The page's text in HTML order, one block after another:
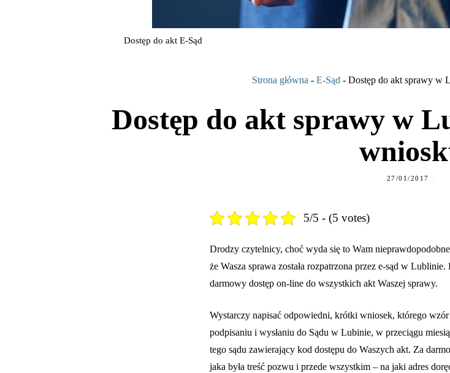
Dostęp do akt E-Sąd
Strona główna - E-Sąd - Dostęp do akt sprawy w
Dostęp do akt sprawy w
27/01/2017
5/5 - (5 votes)
Drodzy czytelnicy, choć wyda się to Wam
że Wasza sprawa została rozpatrzona przez e-sąd w
darmowy dostęp on-line do wszystkich akt Waszej sprawy.
Wystarczy napisać odpowiedni, krótki wniosek, którego wzór
podpisaniu i wysłaniu do Sądu w Lubinie, w przeciągu
tego sądu zawierający kod dostępu do Waszych akt. Za
jaka była treść pozwu i przede wszystkim – na jaki adres